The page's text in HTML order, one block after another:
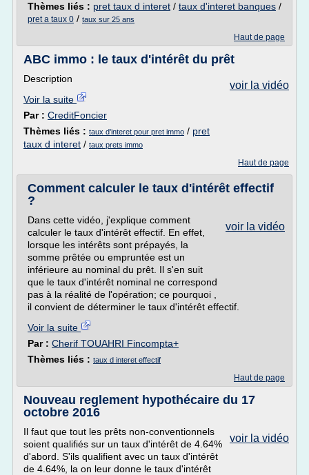
Thèmes liés : pret taux d interet / taux d'interet banques /
pret a taux 0 / taux sur 25 ans
Haut de page
ABC immo : le taux d'intérêt du prêt
voir la vidéo
Description
Voir la suite
Par : CreditFoncier
Thèmes liés : taux d'interet pour pret immo / pret
taux d interet / taux prets immo
Haut de page
Comment calculer le taux d'intérêt effectif
?
voir la vidéo
Dans cette vidéo, j'explique comment
calculer le taux d'intérêt effectif. En effet,
lorsque les intérêts sont prépayés, la
somme prêtée ou empruntée est un
inférieure au nominal du prêt. Il s'en suit
que le taux d'intérêt nominal ne correspond
pas à la réalité de l'opération; ce pourquoi ,
il convient de déterminer le taux d'intérêt effectif.
Voir la suite
Par : Cherif TOUAHRI Fincompta+
Thèmes liés : taux d interet effectif
Haut de page
Nouveau reglement hypothécaire du 17
octobre 2016
voir la vidéo
Il faut que tout les prêts non-conventionnels
soient qualifiés sur un taux d'intérêt de 4.64%
d'abord. S'ils qualifient avec un taux d'intérêt
de 4.64%, la on leur donne le taux d'intérêt